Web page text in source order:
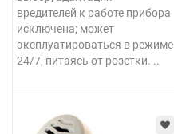
вредителей к работе прибора
исключена; может
эксплуатироваться в режиме
24/7, питаясь от розетки. ..